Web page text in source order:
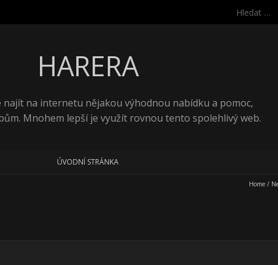
Vyhledávání
HARERA
najít na internetu nějakou výhodnou nabídku a pomoc,
Mnohem lepší je využít rovnou tento spolehlivý web.
ÚVODNÍ STRÁNKA
Home /